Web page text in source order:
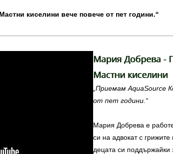
киселини вече повече от пет години.“
Мария Добрева -
Mастни киселини
„Приемам AquaSource
от пет години.“
Мария Добрева е
си на адвокат с
децата си поддържайки